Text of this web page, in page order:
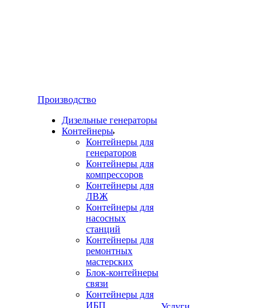
Производство
Дизельные генераторы
Контейнеры
Контейнеры для
генераторов
Контейнеры для
компрессоров
Контейнеры для
ЛВЖ
Контейнеры для
насосных
станций
Контейнеры для
ремонтных
мастерских
Блок-контейнеры
связи
Контейнеры для
ИБП